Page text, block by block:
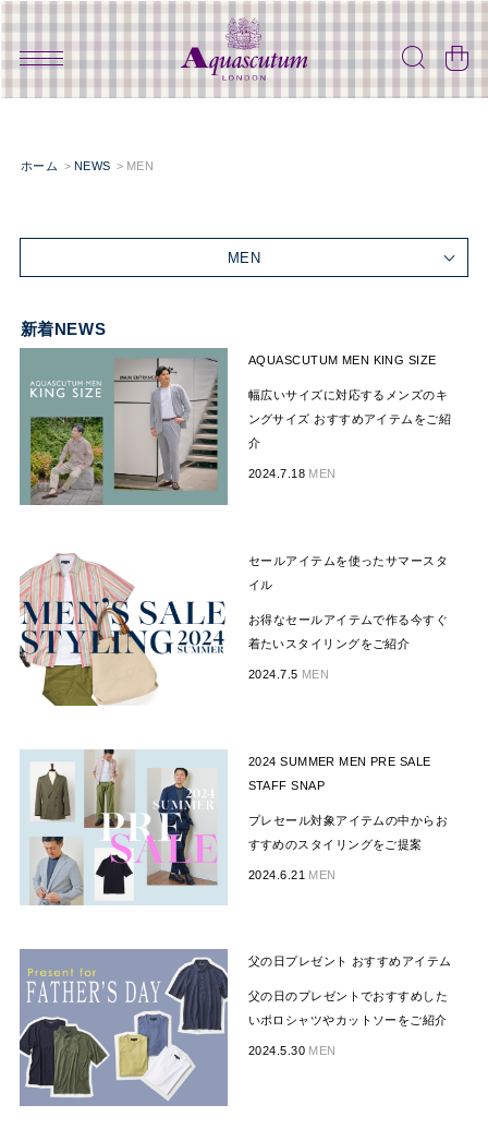
ホーム NEWS MEN
MEN
新着NEWS
AQUASCUTUM MEN KING SIZE
幅広いサイズに対応するメンズのキ
ングサイズ おすすめアイテムをご紹
介
2024.7.18 MEN
セールアイテムを使ったサマースタ
イル
お得なセールアイテムで作る今すぐ
着たいスタイリングをご紹介
2024.7.5 MEN
2024 SUMMER MEN PRE SALE
STAFF SNAP
プレセール対象アイテムの中からお
すすめのスタイリングをご提案
2024.6.21 MEN
父の日プレゼント おすすめアイテム
父の日のプレゼントでおすすめした
いポロシャツやカットソーをご紹介
2024.5.30 MEN